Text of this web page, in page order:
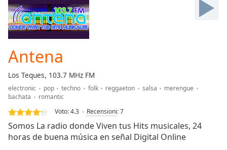
Skip
Forward
Mute
Current
Loaded:
0.00%
Stream
TypeLIVE
Seek to
currently
Antena
Los Teques, 103.7 MHz FM
electronic pop techno folk reggaeton salsa
merengue
bachata
romantic
Voto:4.3 Recensioni:7
Somos La radio donde Viven tus Hits musicales, 24
horas de buena música en señal Digital Online